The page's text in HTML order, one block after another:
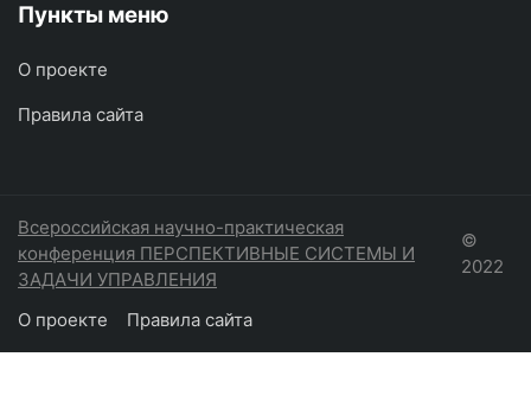
Пункты меню
О проекте
Правила сайта
Всероссийская научно-практическая
конференция ПЕРСПЕКТИВНЫЕ СИСТЕМЫ И
ЗАДАЧИ УПРАВЛЕНИЯ
©
2022
О проекте Правила сайта